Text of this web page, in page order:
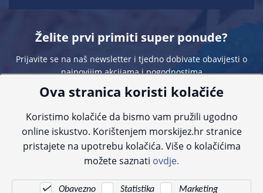
Želite prvi primiti super ponude?
Prijavite se na naš newsletter i tjedno dobivate obavijesti o
najnovijim akcijama i pogodnostima
Sve navedene cijene sadrže PDV. Pokušavamo osigurati što preciznije
informacije, ali zbog tehnoloških ograničenja ne možemo garantirati potpunu
kontaktirajte nas putem telefona:+385 23 231 761ili e-maila:info@morskijez.hr
Ova stranica koristi kolačiće
Koristimo kolačiće da bismo vam pružili ugodno
online iskustvo. Korištenjem morskijez.hr stranice
pristajete na upotrebu kolačića. Više o kolačićima
možete saznati ovdje.
Obavezno Statistika Marketing